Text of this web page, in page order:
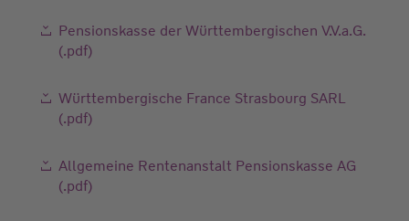
Pensionskasse der Württembergischen V.V.a.G.
(.pdf)
Württembergische France Strasbourg SARL
(.pdf)
Allgemeine Rentenanstalt Pensionskasse AG
(.pdf)